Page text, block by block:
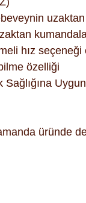
hız seçeneği
özelliği
üründe